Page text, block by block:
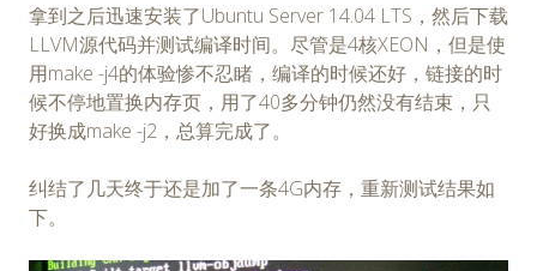
拿到之后迅速安装了Ubuntu Server 14.04 LTS，然后下载
LLVM源代码并测试编译时间。尽管是4核XEON，但是使
用make -j4的体验惨不忍睹，编译的时候还好，链接的时
候不停地置换内存页，用了40多分钟仍然没有结束，只
好换成make -j2，总算完成了。
纠结了几天终于还是加了一条4G内存，重新测试结果如
下。